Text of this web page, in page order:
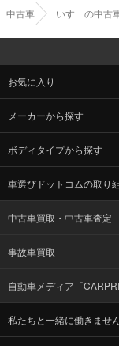
中古車 いすゞの中古
お気に入り
メーカーから探す
ボディタイプから探す
車選びドットコムの取り
中古車買取・中古車査定
事故車買取
自動車メディア「
私たちと一緒に働きませ